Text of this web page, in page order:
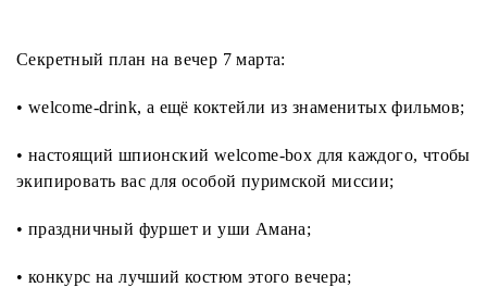
Секретный план на вечер 7 марта:
• welcome-drink, а ещё коктейли из знаменитых фильмов;
• настоящий шпионский welcome-box для каждого, чтобы
экипировать вас для особой пуримской миссии;
• праздничный фуршет и уши Амана;
• конкурс на лучший костюм этого вечера;